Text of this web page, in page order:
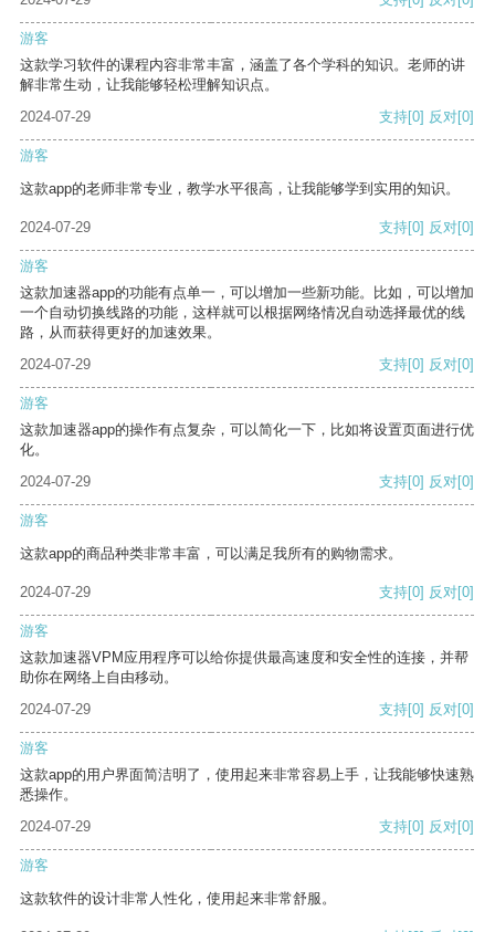
游客
这款学习软件的课程内容非常丰富，涵盖了各个学科的知识。老师的讲
解非常生动，让我能够轻松理解知识点。
2024-07-29
支持[0] 反对[0]
游客
这款app的老师非常专业，教学水平很高，让我能够学到实用的知识。
2024-07-29 支持[0] 反对[0]
游客
这款加速器app的功能有点单一，可以增加一些新功能。比如，可以增加
一个自动切换线路的功能，这样就可以根据网络情况自动选择最优的线
路，从而获得更好的加速效果。
2024-07-29
支持[0] 反对[0]
游客
这款加速器app的操作有点复杂，可以简化一下，比如将设置页面进行优
化。
2024-07-29
支持[0] 反对[0]
游客
这款app的商品种类非常丰富，可以满足我所有的购物需求。
2024-07-29 支持[0] 反对[0]
游客
这款加速器VPM应用程序可以给你提供最高速度和安全性的连接，并帮
助你在网络上自由移动。
2024-07-29
支持[0] 反对[0]
游客
这款app的用户界面简洁明了，使用起来非常容易上手，让我能够快速熟
悉操作。
2024-07-29
支持[0] 反对[0]
游客
这款软件的设计非常人性化，使用起来非常舒服。